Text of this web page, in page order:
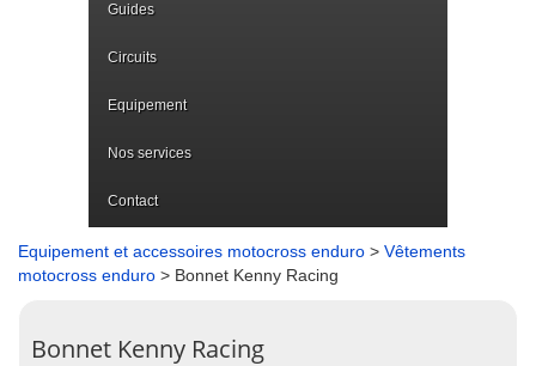
Guides
Circuits
Equipement
Nos services
Contact
Equipement et accessoires motocross enduro > Vêtements
motocross enduro > Bonnet Kenny Racing
Bonnet Kenny Racing